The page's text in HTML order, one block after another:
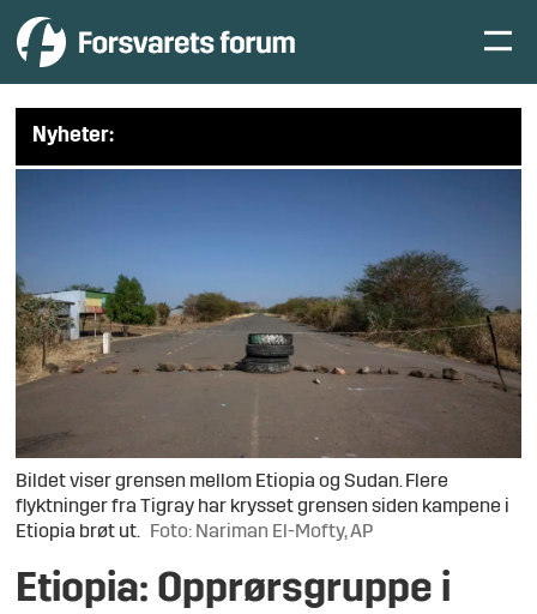
Nyheter:
Bildet viser grensen mellom Etiopia og Sudan. Flere
flyktninger fra Tigray har krysset grensen siden kampene i
Etiopia brøt ut.
Foto: Nariman El-Mofty, AP
Etiopia: Opprørsgruppe i